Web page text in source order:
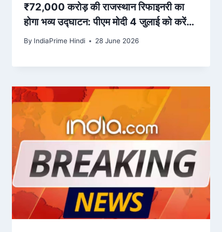
₹72,000 करोड़ की राजस्थान रिफाइनरी का
होगा भव्य उद्घाटन: पीएम मोदी 4 जुलाई को करेंगे
राष्ट्र को समर्पित, मुख्यमंत्री भजनलाल ने संभाली
By IndiaPrime Hindi 28 June 2026